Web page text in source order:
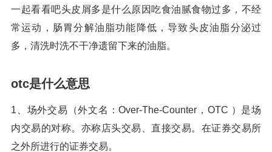
一起看看吧头皮屑多是什么原因吃食油腻食物过多，不经
常运动，肠胃分解油脂功能降低，导致头皮油脂分泌过
多，清洗时洗不干净遗留下来的油脂。
otc是什么意思
1、场外交易（外文名：Over-The-Counter，OTC ）是场
内交易的对称。亦称店头交易、直接交易。在证券交易所
之外所进行的证券交易。